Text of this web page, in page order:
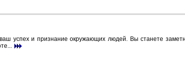
успех и признание окружающих людей. Вы станете